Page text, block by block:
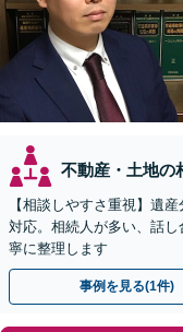
不動産・土地の
【相談しやすさ重視】遺
対応。相続人が多い、話
寧に整理します
事例を見る(1件)